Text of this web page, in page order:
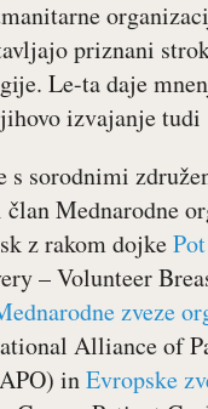
priznani
Le-ta daje
izvajanje tudi
s sorodnimi
Mednarodne
z rakom dojke
– Volunteer
zveze
Alliance of
inEvropske